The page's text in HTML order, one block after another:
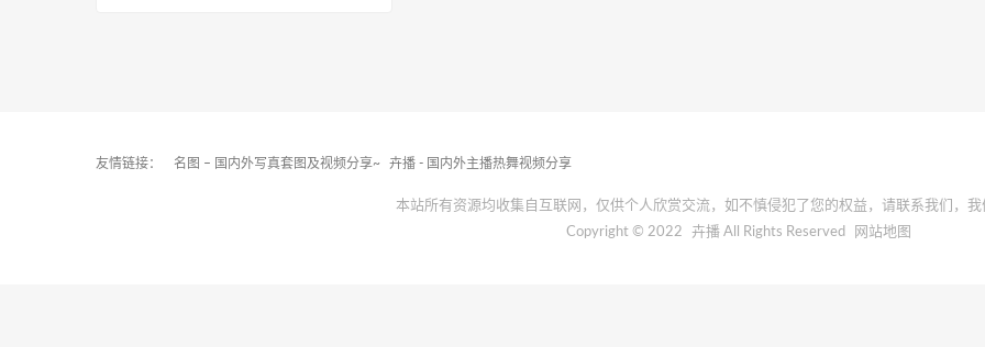
友情链接： 名图 – 国内外写真套图及视频分享~ 卉播 - 国内外主播热舞视频分享
本站所有资源均收集自互联网，仅供个人欣赏交流，如不慎侵犯了您的权益，请联系我们，我
Copyright © 2022
卉播 All Rights Reserved 网站地图